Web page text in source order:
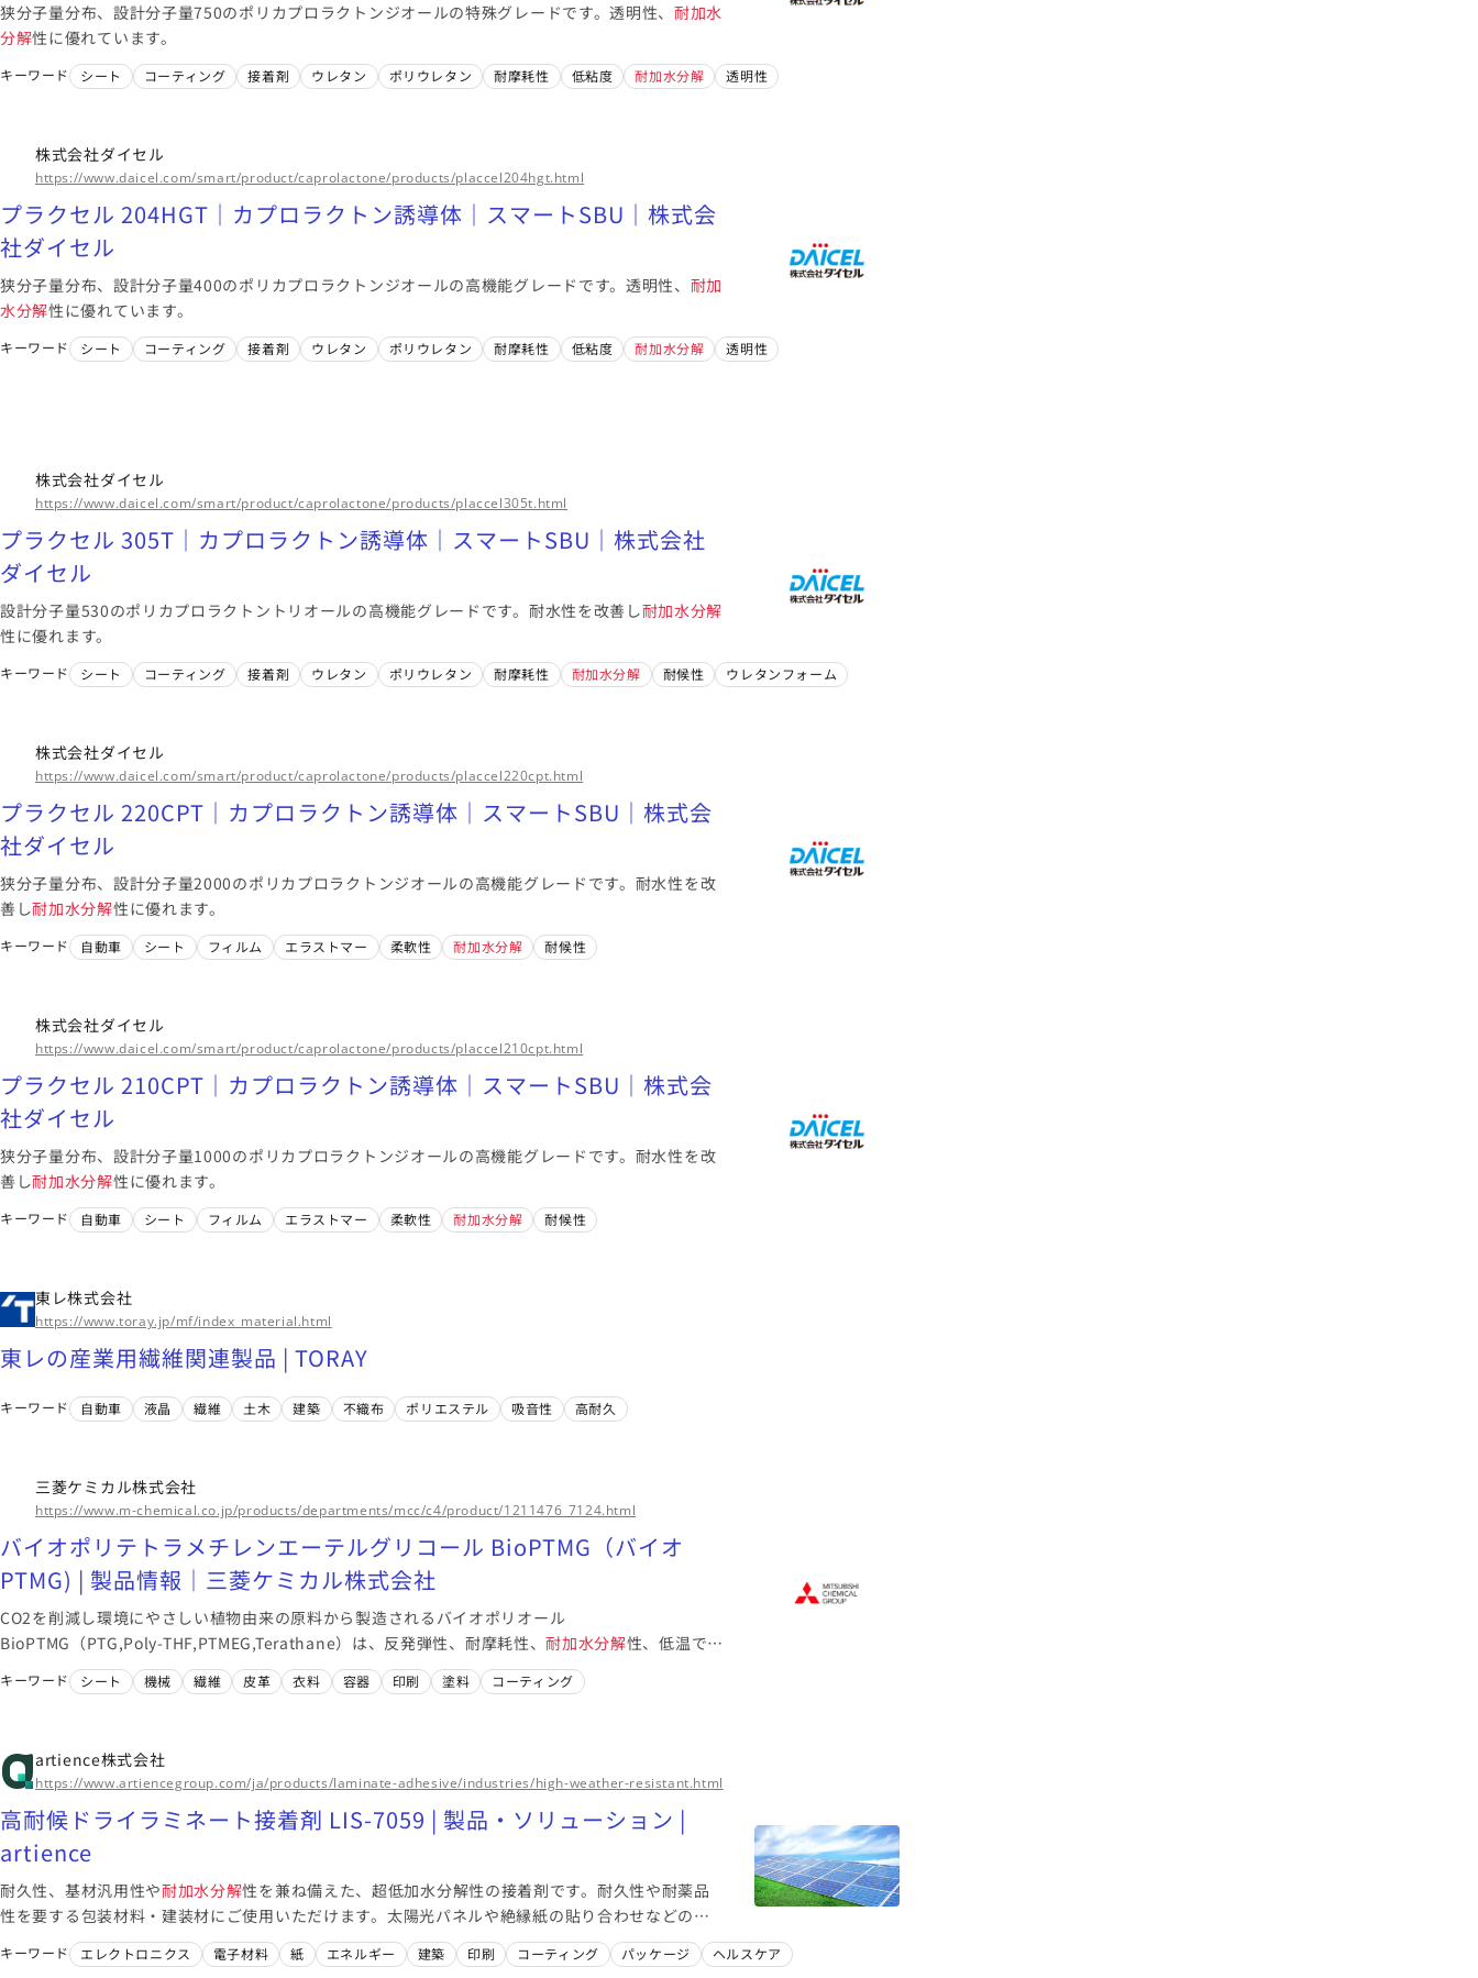
狭分子量分布、設計分子量750のポリカプロラクトンジオールの特殊グレードです。透明性、耐加水
分解性に優れています。
キーワード シート コーティング 接着剤 ウレタン ポリウレタン 耐摩耗性 低粘度 耐加水分解 透明性
株式会社ダイセル
https://www.daicel.com/smart/product/caprolactone/products/placcel204hgt.html
プラクセル 204HGT｜カプロラクトン誘導体｜スマートSBU｜株式会
社ダイセル
狭分子量分布、設計分子量400のポリカプロラクトンジオールの高機能グレードです。透明性、 耐加
水分解性に優れています。
キーワード シート コーティング 接着剤 ウレタン ポリウレタン 耐摩耗性 低粘度 耐加水分解 透明性
株式会社ダイセル
https://www.daicel.com/smart/product/caprolactone/products/placcel305t.html
プラクセル 305T｜カプロラクトン誘導体｜スマートSBU｜株式会社
ダイセル
設計分子量530のポリカプロラクトントリオールの高機能グレードです。耐水性を改善し耐加水分解
性に優れます。
キーワード シート コーティング 接着剤 ウレタン ポリウレタン 耐摩耗性 耐加水分解 耐候性 ウレタンフォーム
株式会社ダイセル
https://www.daicel.com/smart/product/caprolactone/products/placcel220cpt.html
プラクセル 220CPT｜カプロラクトン誘導体｜スマートSBU｜株式会
社ダイセル
狭分子量分布、設計分子量2000のポリカプロラクトンジオールの高機能グレードです。耐水性を改
善し耐加水分解性に優れます。
キーワード 自動車 シート フィルム エラストマー 柔軟性 耐加水分解 耐候性
株式会社ダイセル
https://www.daicel.com/smart/product/caprolactone/products/placcel210cpt.html
プラクセル 210CPT｜カプロラクトン誘導体｜スマートSBU｜株式会
社ダイセル
狭分子量分布、設計分子量1000のポリカプロラクトンジオールの高機能グレードです。耐水性を改
善し耐加水分解性に優れます。
キーワード 自動車 シート フィルム エラストマー 柔軟性 耐加水分解 耐候性
東レ株式会社
https://www.toray.jp/mf/index_material.html
東レの産業用繊維関連製品 | TORAY
キーワード 自動車 液晶 繊維 土木 建築 不織布 ポリエステル 吸音性 高耐久
三菱ケミカル株式会社
https://www.m-chemical.co.jp/products/departments/mcc/c4/product/1211476_7124.html
バイオポリテトラメチレンエーテルグリコール BioPTMG（バイオ
PTMG) | 製品情報｜三菱ケミカル株式会社
CO2を削減し環境にやさしい植物由来の原料から製造されるバイオポリオール
BioPTMG（PTG,Poly-THF,PTMEG,Terathane）は、反発弾性、耐摩耗性、耐加水分解性、低温で
の柔軟性等の優れた特性を有する三菱ケミカルの製品です。
キーワード シート 機械 繊維 皮革 衣料 容器 印刷 塗料 コーティング
artience株式会社
https://www.artiencegroup.com/ja/products/laminate-adhesive/industries/high-weather-resistant.html
高耐候ドライラミネート接着剤 LIS-7059 | 製品・ソリューション |
artience
耐久性、基材汎用性や耐加水分解性を兼ね備えた、超低加水分解性の接着剤です。耐久性や耐薬品
性を要する包装材料・建装材にご使用いただけます。太陽光パネルや絶縁紙の貼り合わせなどの各
種高耐久用途での実績があります。
キーワード エレクトロニクス 電子材料 紙 エネルギー 建築 印刷 コーティング パッケージ ヘルスケア